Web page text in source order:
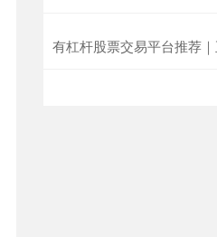
有杠杆股票交易平台推荐